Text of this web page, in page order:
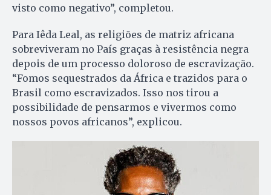
visto como negativo”, completou.
Para Iêda Leal, as religiões de matriz africana
sobreviveram no País graças à resistência negra
depois de um processo doloroso de escravização.
“Fomos sequestrados da África e trazidos para o
Brasil como escravizados. Isso nos tirou a
possibilidade de pensarmos e vivermos como
nossos povos africanos”, explicou.